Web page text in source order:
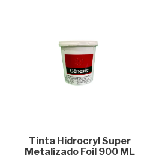
Tinta Hidrocryl Super
Metalizado Foil 900 ML